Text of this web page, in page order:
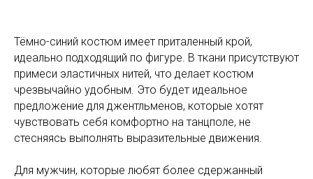
Тёмно-синий костюм имеет приталенный крой,
идеально подходящий по фигуре. В ткани присутствуют
примеси эластичных нитей, что делает костюм
чрезвычайно удобным. Это будет идеальное
предложение для джентльменов, которые хотят
чувствовать себя комфортно на танцполе, не
стесняясь выполнять выразительные движения.
Для мужчин, которые любят более сдержанный